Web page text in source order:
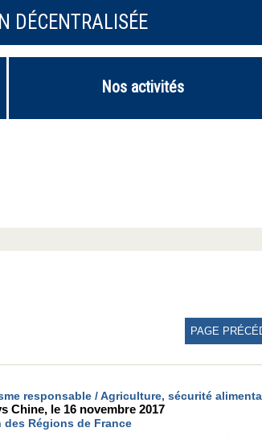
DÉCENTRALISÉE
Nos activités
PAGE
responsable / Agriculture, sécurité
Chine, le 16 novembre 2017
Régions de France